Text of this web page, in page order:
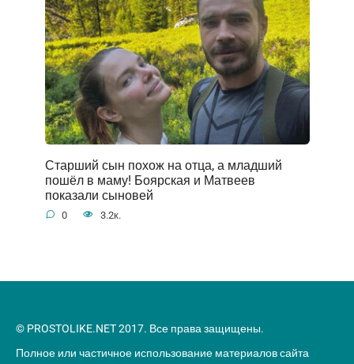
Старший сын похож на отца, а младший
пошёл в маму! Боярская и Матвеев
показали сыновей
0 3.2к.
© PROSTOLIKE.NET 2017. Все права защищены.
Полное или частичное использование материалов сайта